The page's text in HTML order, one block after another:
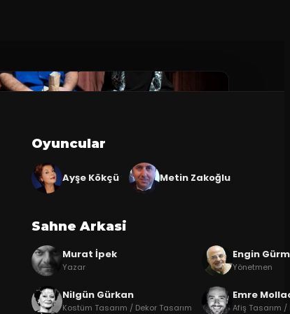
Oyuncular
Ayşe Kökçü Metin Zakoğlu
Sahne Arkasi
Murat İpek
Yazar
Engin
Yönetmen
Nilgün Gürkan
Kostüm Tasarım / Dekor Tasarım
Emre
Afiş Tasarım